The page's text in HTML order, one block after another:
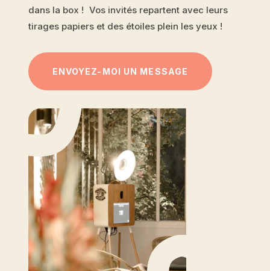
dans la box ! Vos invités repartent avec leurs
tirages papiers et des étoiles plein les yeux !
ENVOYEZ-MOI UN MESSAGE